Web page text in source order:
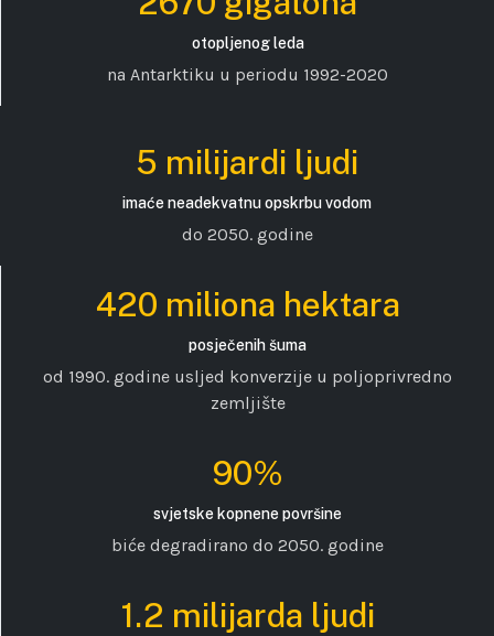
otopljenog leda
na Antarktiku u periodu 1992-2020
5 milijardi ljudi
imaće neadekvatnu opskrbu vodom
do 2050. godine
420 miliona hektara
posječenih šuma
od 1990. godine usljed konverzije u poljoprivredno
zemljište
90%
svjetske kopnene površine
biće degradirano do 2050. godine
1.2 milijarda ljudi